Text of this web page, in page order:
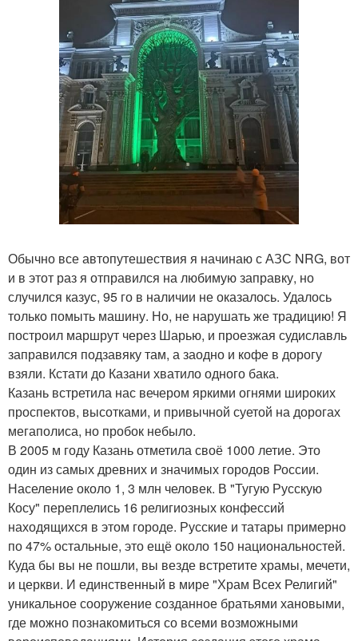
Обычно все автопутешествия я начинаю с АЗС NRG, вот
и в этот раз я отправился на любимую заправку, но
случился казус, 95 го в наличии не оказалось. Удалось
только помыть машину. Но, не нарушать же традицию! Я
построил маршрут через Шарью, и проезжая судиславль
заправился подзавяку там, а заодно и кофе в дорогу
взяли. Кстати до Казани хватило одного бака.
Казань встретила нас вечером яркими огнями широких
проспектов, высотками, и привычной суетой на дорогах
мегаполиса, но пробок небыло.
В 2005 м году Казань отметила своё 1000 летие. Это
один из самых древних и значимых городов России.
Население около 1, 3 млн человек. В "Тугую Русскую
Косу" переплелись 16 религиозных конфессий
находящихся в этом городе. Русские и татары примерно
по 47% остальные, это ещё около 150 национальностей.
Куда бы вы не пошли, вы везде встретите храмы, мечети,
и церкви. И единственный в мире "Храм Всех Религий"
уникальное сооружение созданное братьями хановыми,
где можно познакомиться со всеми возможными